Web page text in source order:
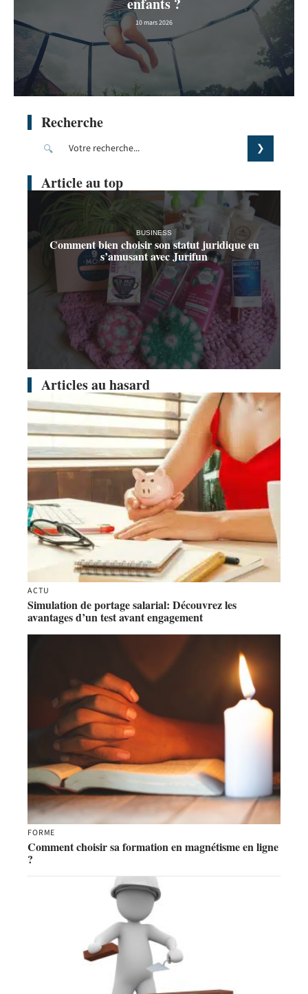
10 mars 2026
Recherche
Article au top
BUSINESS
Comment bien choisir son statut juridique en
s’amusant avec Jurifun
Articles au hasard
ACTU
Simulation de portage salarial: Découvrez les
avantages d’un test avant engagement
FORME
Comment choisir sa formation en magnétisme en ligne
?